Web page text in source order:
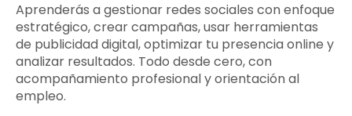
Aprenderás a gestionar redes sociales con enfoque
estratégico, crear campañas, usar herramientas
de publicidad digital, optimizar tu presencia online y
analizar resultados. Todo desde cero, con
acompañamiento profesional y orientación al
empleo.